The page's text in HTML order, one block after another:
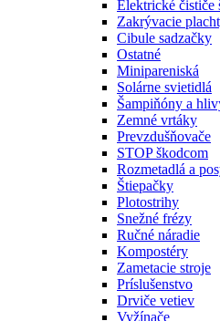
Elektrické čističe
Zakrývacie
Cibule sadzačky
Ostatné
Minipareniská
Solárne svietidlá
Šampiňóny a
Zemné vrtáky
Prevzdušňovače
STOP škodcom
Rozmetadlá a
Štiepačky
Plotostrihy
Snežné frézy
Ručné náradie
Kompostéry
Zametacie stroje
Príslušenstvo
Drviče vetiev
Vyžínače